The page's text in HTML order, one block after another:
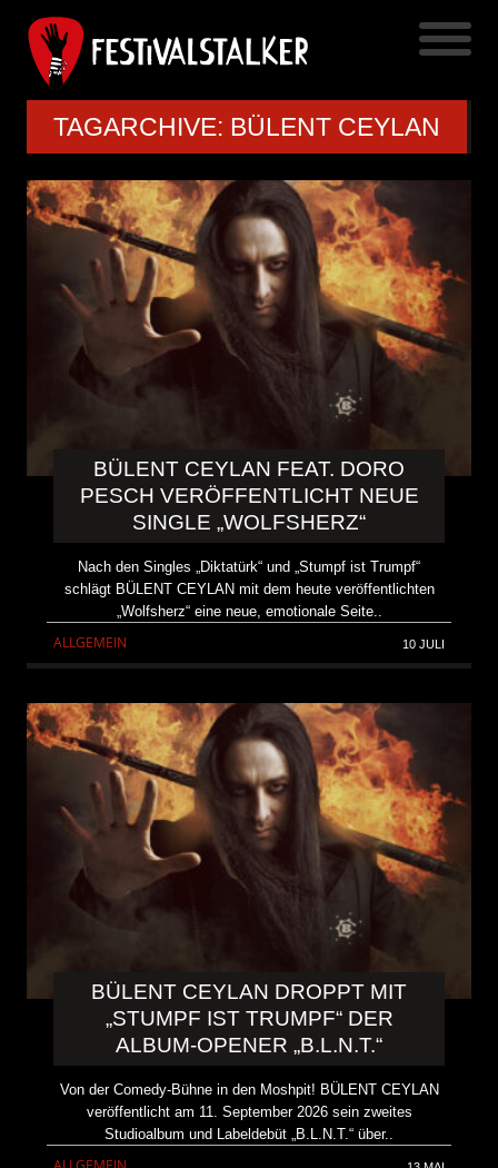
TAGARCHIVE: BÜLENT CEYLAN
BÜLENT CEYLAN FEAT. DORO
PESCH VERÖFFENTLICHT NEUE
SINGLE „WOLFSHERZ“
Nach den Singles „Diktatürk“ und „Stumpf ist Trumpf“
schlägt BÜLENT CEYLAN mit dem heute veröffentlichten
„Wolfsherz“ eine neue, emotionale Seite..
ALLGEMEIN 10 JULI
BÜLENT CEYLAN DROPPT MIT
„STUMPF IST TRUMPF“ DER
ALBUM-OPENER „B.L.N.T.“
Von der Comedy-Bühne in den Moshpit! BÜLENT CEYLAN
veröffentlicht am 11. September 2026 sein zweites
Studioalbum und Labeldebüt „B.L.N.T.“ über..